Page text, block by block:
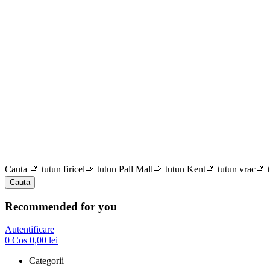
Cauta 🚬 tutun firicel🚬 tutun Pall Mall🚬 tutun Kent🚬 tutun vrac🚬
Cauta
Recommended for you
Autentificare
0 Cos 0,00 lei
Categorii